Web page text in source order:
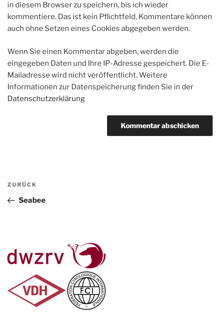
in diesem Browser zu speichern, bis ich wieder
kommentiere. Das ist kein Pflichtfeld, Kommentare können
auch ohne Setzen eines Cookies abgegeben werden.
Wenn Sie einen Kommentar abgeben, werden die
eingegeben Daten und Ihre IP-Adresse gespeichert. Die E-
Mailadresse wird nicht veröffentlicht. Weitere
Informationen zur Datenspeicherung finden Sie in der
Datenschutzerklärung
Beitragsnavigation
Vorheriger
Beitrag
ZURÜCK
Seabee